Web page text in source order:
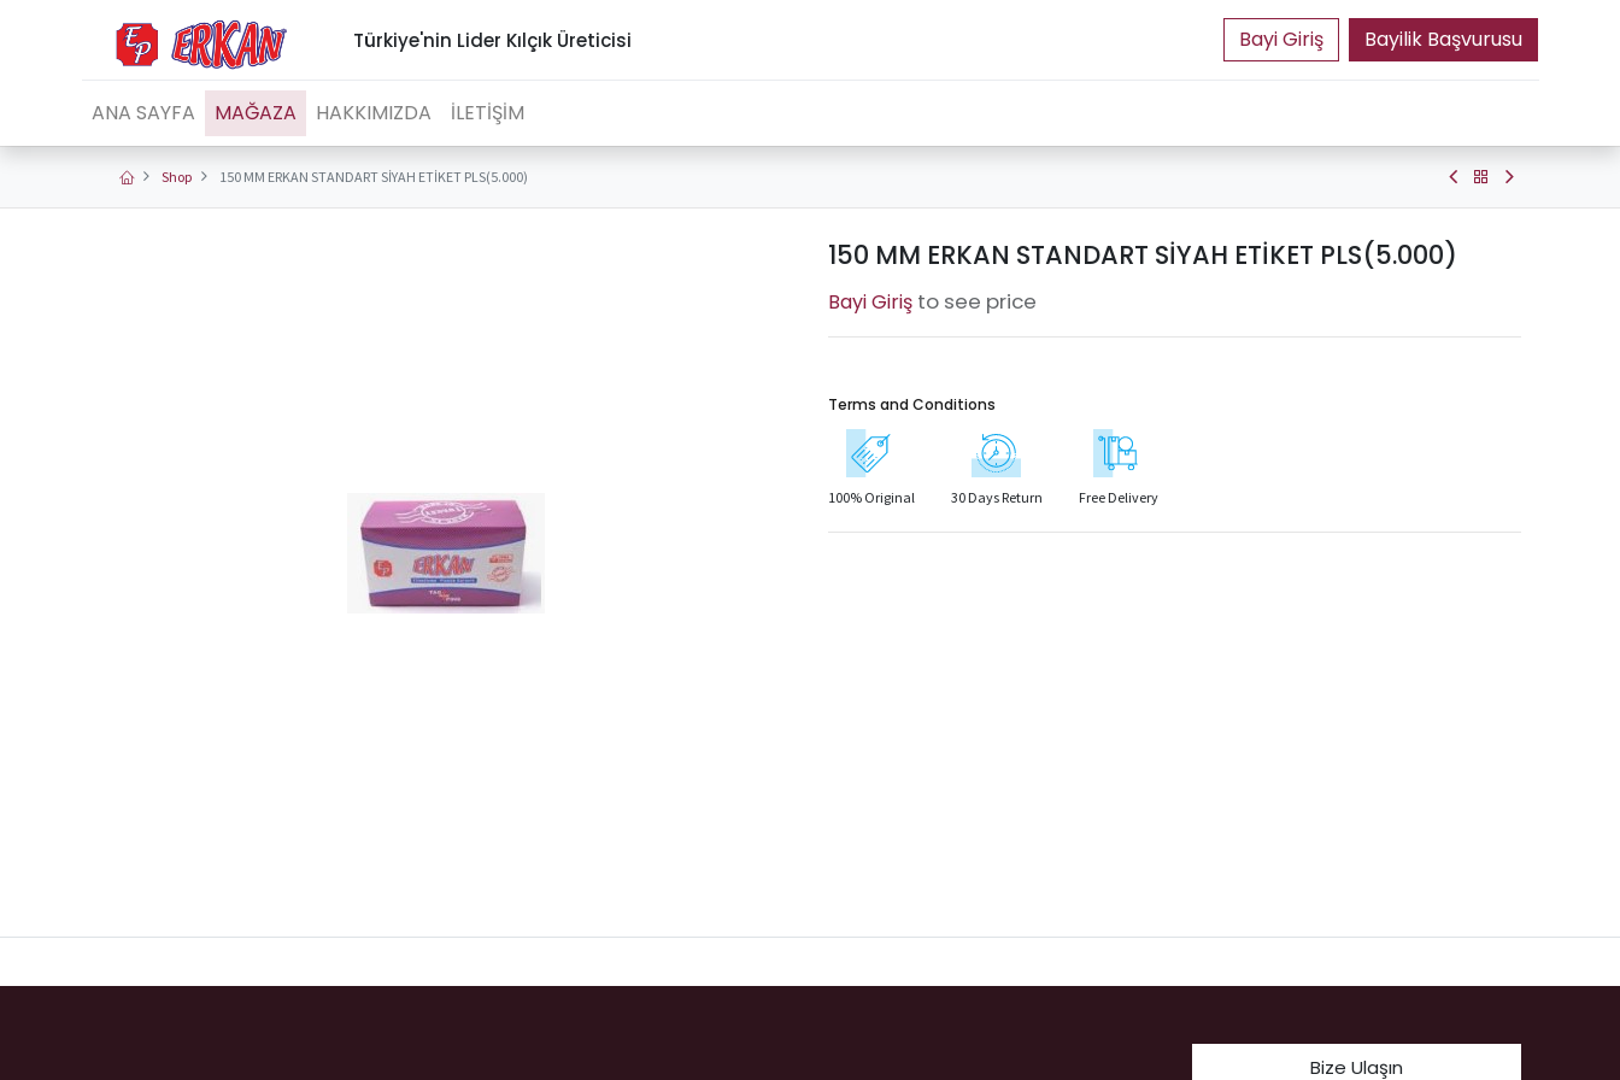
Türkiye'nin Lider Kılçık Üreticisi Bayilik Başvurusu
ANA SAYFA MAĞAZA HAKKIMIZDA İLETİŞİM
Shop 150 MM ERKAN STANDART SİYAH ETİKET PLS(5.000)
150 MM ERKAN STANDART SİYAH ETİKET PLS(5.000)
to see price
Terms and Conditions
100% Original 30 Days Return Free Delivery
Bize Ulaşın